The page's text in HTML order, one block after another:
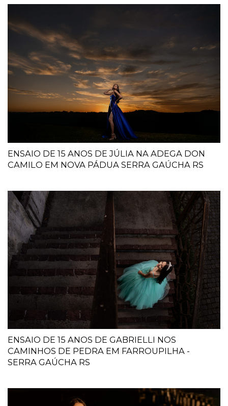
ENSAIO DE 15 ANOS DE JÚLIA NA ADEGA DON
CAMILO EM NOVA PÁDUA SERRA GAÚCHA RS
ENSAIO DE 15 ANOS DE GABRIELLI NOS
CAMINHOS DE PEDRA EM FARROUPILHA -
SERRA GAÚCHA RS